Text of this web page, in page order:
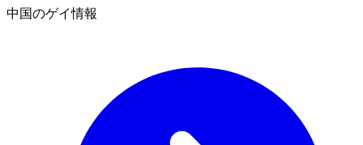
中国のゲイ情報